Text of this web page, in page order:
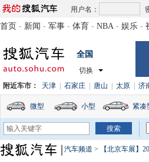
用户名：
首页 - 新闻 - 军事 - 体育 - NBA - 娱乐 -
全国
切换
附近车市： 天津 石家庄 唐山 太原 济
微型 小型 紧凑
汽车频道 > 【北京车展】